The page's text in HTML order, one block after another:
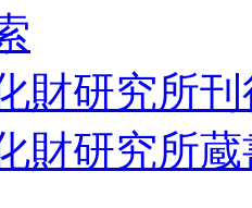
財研究所
財研究所